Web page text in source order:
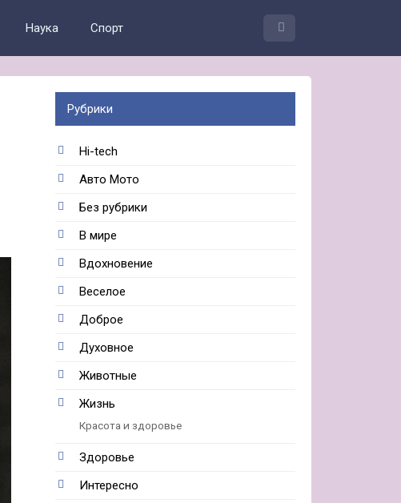
Наука Спорт
Рубрики
Hi-tech
Авто Мото
Без рубрики
В мире
Вдохновение
Веселое
Доброе
Духовное
Животные
Жизнь
Красота и здоровье
Здоровье
Интересно